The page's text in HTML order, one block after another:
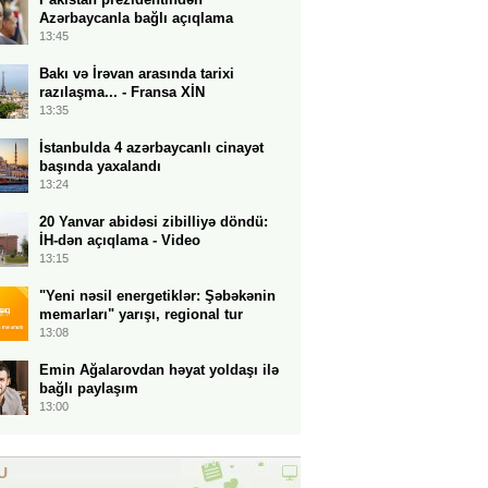
Azərbaycanla bağlı açıqlama
13:45
Bakı və İrəvan arasında tarixi
razılaşma... - Fransa XİN
13:35
İstanbulda 4 azərbaycanlı cinayət
başında yaxalandı
13:24
20 Yanvar abidəsi zibilliyə döndü:
İH-dən açıqlama - Video
13:15
"Yeni nəsil energetiklər: Şəbəkənin
memarları" yarışı, regional tur
13:08
Emin Ağalarovdan həyat yoldaşı ilə
bağlı paylaşım
13:00